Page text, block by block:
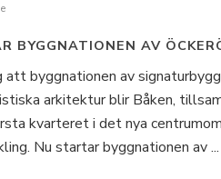
BYGGNATIONEN AV
byggnationen av
arkitektur blir Båken,
kvarteret i det nya
Nu startar byggnationen av ...